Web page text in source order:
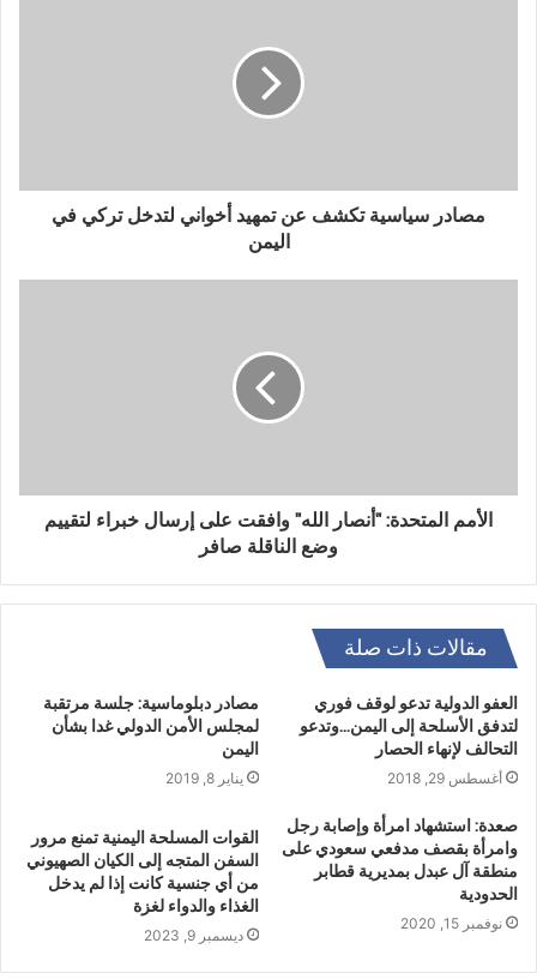
مصادر سياسية تكشف عن تمهيد أخواني لتدخل تركي في
اليمن
الأمم المتحدة: "أنصار الله" وافقت على إرسال خبراء لتقييم
وضع الناقلة صافر
مقالات ذات صلة
العفو الدولية تدعو لوقف فوري
لتدفق الأسلحة إلى اليمن…وتدعو
التحالف لإنهاء الحصار
أغسطس 29, 2018
مصادر دبلوماسية: جلسة مرتقبة
لمجلس الأمن الدولي غدا بشأن
اليمن
يناير 8, 2019
صعدة: استشهاد امرأة وإصابة رجل
وامرأة بقصف مدفعي سعودي على
منطقة آل عبدل بمديرية قطابر
الحدودية
نوفمبر 15, 2020
القوات المسلحة اليمنية تمنع مرور
السفن المتجه إلى الكيان الصهيوني
من أي جنسية كانت إذا لم يدخل
الغذاء والدواء لغزة
ديسمبر 9, 2023